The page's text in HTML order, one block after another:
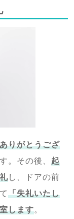
りがとうござ
。その後、 起
し、ドアの前
「失礼いたし
します。